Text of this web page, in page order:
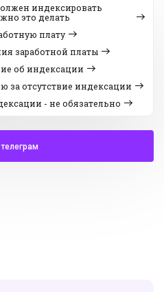
индексировать
это делать
плату
заработной платы
об индексации
за отсутствие индексации
- не обязательно